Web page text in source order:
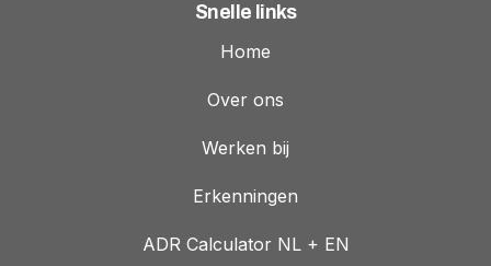
Snelle links
Home
Over ons
Werken bij
Erkenningen
ADR Calculator NL + EN